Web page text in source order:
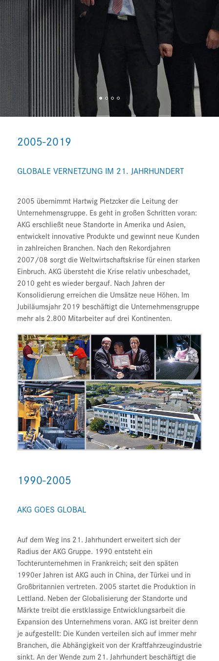
2005-2019
GLOBALE VERNETZUNG IM 21. JAHRHUNDERT
2005 übernimmt Hartwig Pietzcker die Leitung der
Unternehmensgruppe. Es geht in großen Schritten voran:
AKG erschließt neue Standorte in Amerika und Asien,
entwickelt innovative Produkte und gewinnt neue Kunden
in zahlreichen Branchen. Nach den Rekordjahren
2007/08 sorgt die Weltwirtschaftskrise für einen starken
Einbruch. AKG übersteht die Krise relativ unbeschadet,
2010 geht es wieder bergauf. Nach Jahren der
Konsolidierung erreichen die Umsätze neue Höhen. Im
Jubiläumsjahr 2019 beschäftigt die Unternehmensgruppe
mehr als 2.800 Mitarbeiter auf drei Kontinenten.
1990-2005
AKG GOES GLOBAL
Auf dem Weg ins 21. Jahrhundert erweitert sich der
Radius der AKG Gruppe. 1990 entsteht ein
Tochterunternehmen in Frankreich; seit den späten
1990er Jahren ist AKG auch in China, der Türkei und in
Großbritannien vertreten. 2005 startet die Produktion in
Lettland. Neben der Globalisierung der Standorte und
Märkte treibt die erstklassige Entwicklungsarbeit die
Expansion des Unternehmens voran. AKG ist breiter denn
je aufgestellt: Die Kunden verteilen sich auf immer mehr
Branchen, die Abhängigkeit von der Kraftfahrzeugindustrie
sinkt. An der Wende zum 21. Jahrhundert beschäftigt die